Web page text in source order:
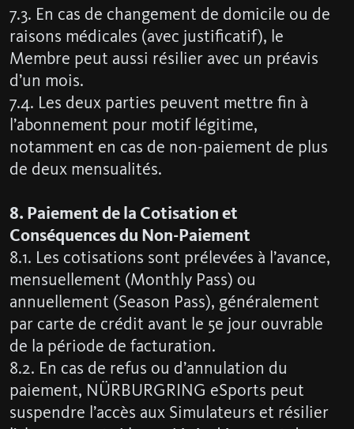
7.3. En cas de changement de domicile ou de
raisons médicales (avec justificatif), le
Membre peut aussi résilier avec un préavis
d’un mois.
7.4. Les deux parties peuvent mettre fin à
l’abonnement pour motif légitime,
notamment en cas de non-paiement de plus
de deux mensualités.
8. Paiement de la Cotisation et
Conséquences du Non-Paiement
8.1. Les cotisations sont prélevées à l’avance,
mensuellement (Monthly Pass) ou
annuellement (Season Pass), généralement
par carte de crédit avant le 5e jour ouvrable
de la période de facturation.
8.2. En cas de refus ou d’annulation du
paiement, NÜRBURGRING eSports peut
suspendre l’accès aux Simulateurs et résilier